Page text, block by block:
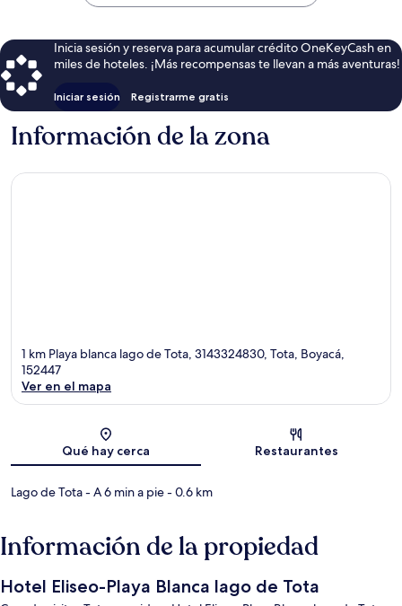
Inicia sesión y reserva para acumular crédito OneKeyCash en
miles de hoteles. ¡Más recompensas te llevan a más aventuras!
Iniciar sesión Registrarme gratis
Información de la zona
1 km Playa blanca lago de Tota, 3143324830, Tota, Boyacá,
152447
Ver en el mapa
Qué hay cerca Restaurantes
Lago de Tota- A 6 min a pie- 0.6 km
Información de la propiedad
Hotel Eliseo-Playa Blanca lago de Tota